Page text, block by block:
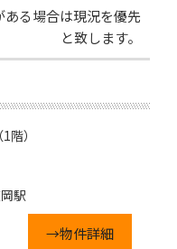
る場合は現況を優先
と致します。
階）
駅
→物件詳細